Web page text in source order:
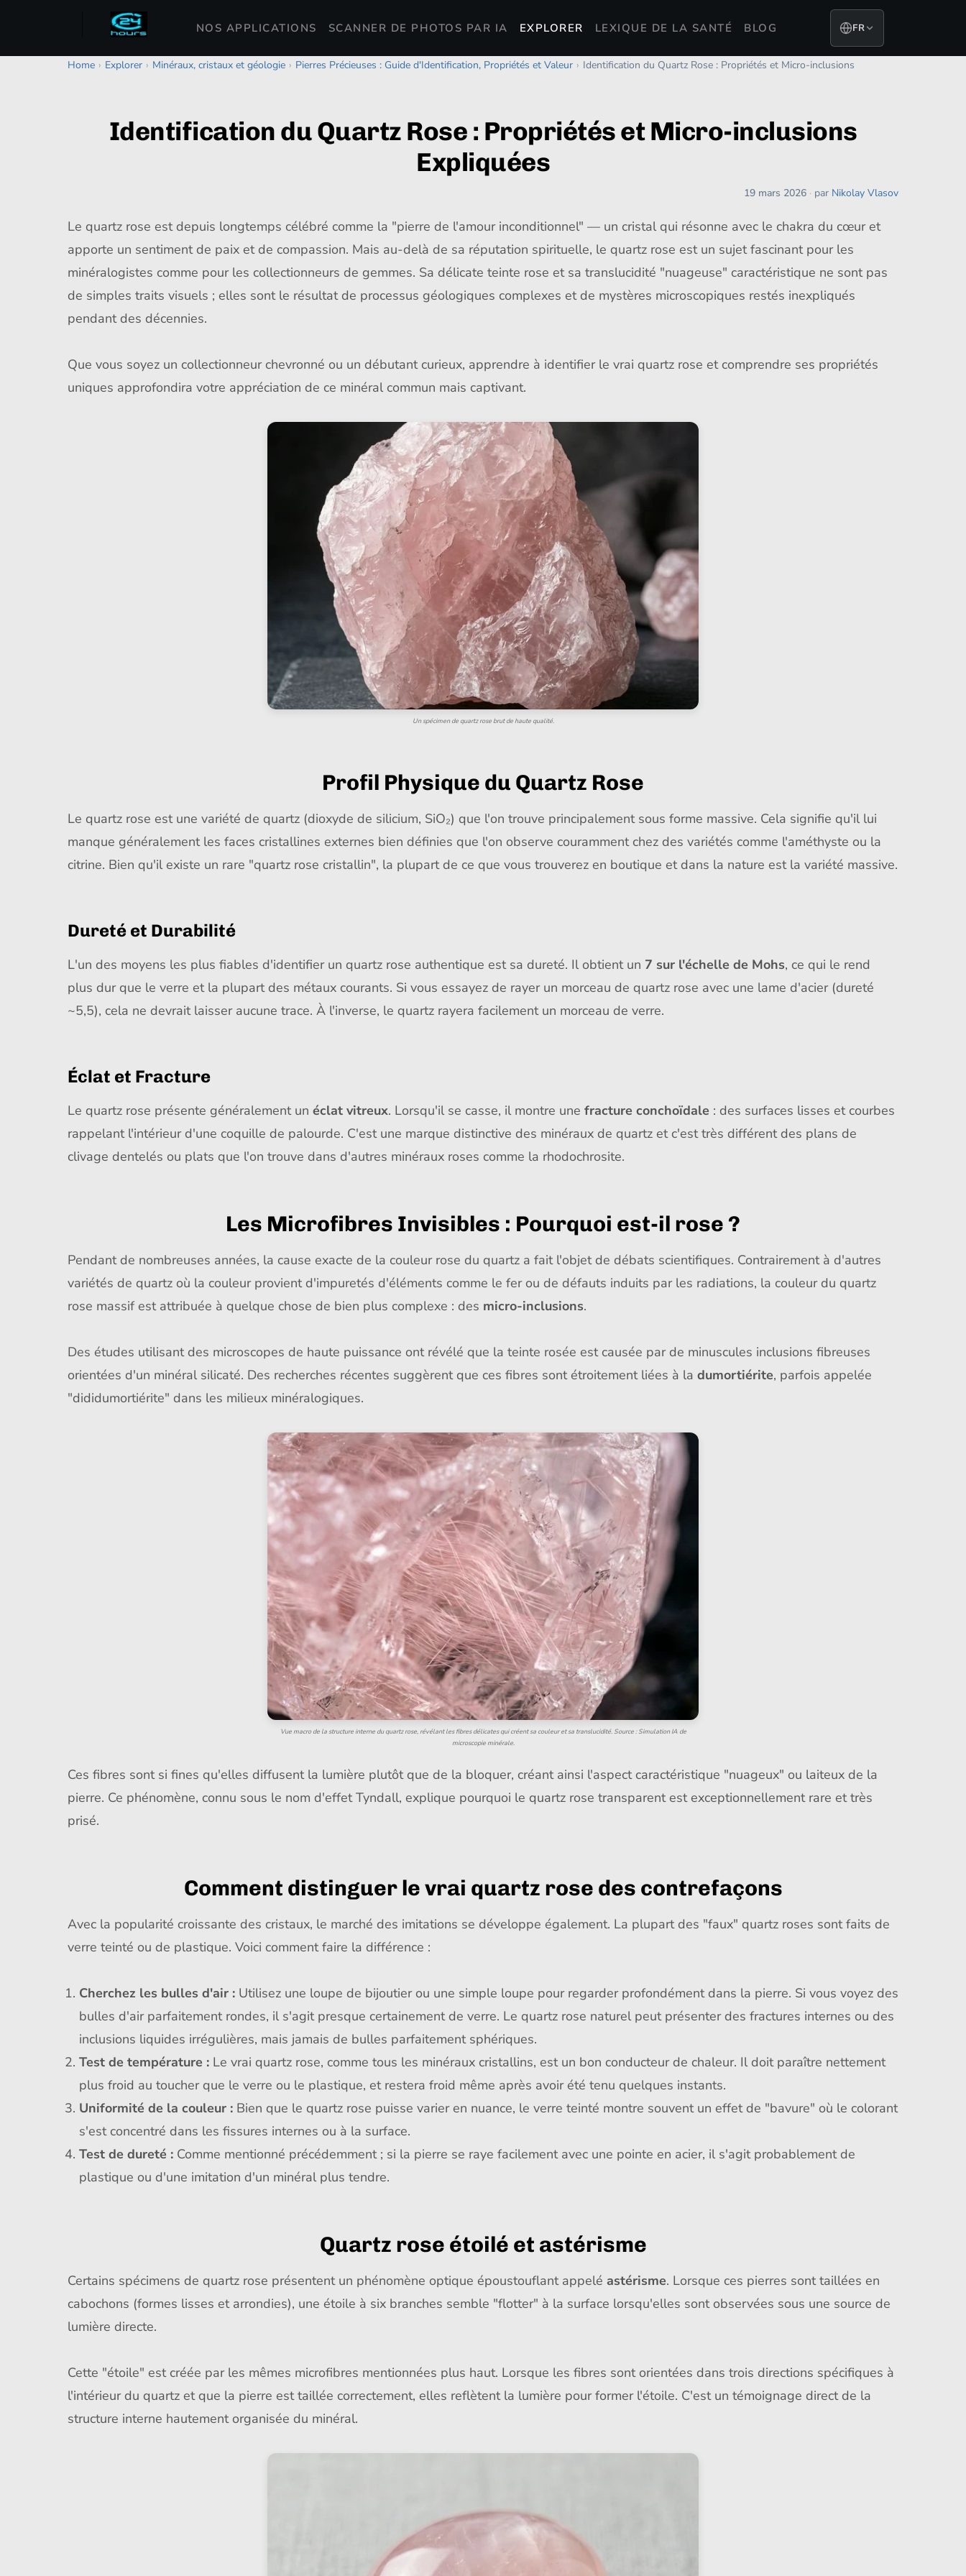
NOS APPLICATIONS SCANNER DE PHOTOS PAR IA EXPLORER LEXIQUE DE LA SANTÉ BLOG FR
Home › Explorer › Minéraux, cristaux et géologie › Pierres Précieuses : Guide d'Identification, Propriétés et Valeur › Identification du Quartz Rose : Propriétés et Micro-inclusions
Identification du Quartz Rose : Propriétés et Micro-inclusions
Expliquées
19 mars 2026 · par Nikolay Vlasov
Le quartz rose est depuis longtemps célébré comme la "pierre de l'amour inconditionnel" — un cristal qui résonne avec le chakra du cœur et
apporte un sentiment de paix et de compassion. Mais au-delà de sa réputation spirituelle, le quartz rose est un sujet fascinant pour les
minéralogistes comme pour les collectionneurs de gemmes. Sa délicate teinte rose et sa translucidité "nuageuse" caractéristique ne sont pas
de simples traits visuels ; elles sont le résultat de processus géologiques complexes et de mystères microscopiques restés inexpliqués
pendant des décennies.
Que vous soyez un collectionneur chevronné ou un débutant curieux, apprendre à identifier le vrai quartz rose et comprendre ses propriétés
uniques approfondira votre appréciation de ce minéral commun mais captivant.
Un spécimen de quartz rose brut de haute qualité.
Profil Physique du Quartz Rose
Le quartz rose est une variété de quartz (dioxyde de silicium, SiO₂) que l'on trouve principalement sous forme massive. Cela signifie qu'il lui
manque généralement les faces cristallines externes bien définies que l'on observe couramment chez des variétés comme l'améthyste ou la
citrine. Bien qu'il existe un rare "quartz rose cristallin", la plupart de ce que vous trouverez en boutique et dans la nature est la variété massive.
Dureté et Durabilité
L'un des moyens les plus fiables d'identifier un quartz rose authentique est sa dureté. Il obtient un 7 sur l'échelle de Mohs, ce qui le rend
plus dur que le verre et la plupart des métaux courants. Si vous essayez de rayer un morceau de quartz rose avec une lame d'acier (dureté
~5,5), cela ne devrait laisser aucune trace. À l'inverse, le quartz rayera facilement un morceau de verre.
Éclat et Fracture
Le quartz rose présente généralement un éclat vitreux. Lorsqu'il se casse, il montre une fracture conchoïdale : des surfaces lisses et courbes
rappelant l'intérieur d'une coquille de palourde. C'est une marque distinctive des minéraux de quartz et c'est très différent des plans de
clivage dentelés ou plats que l'on trouve dans d'autres minéraux roses comme la rhodochrosite.
Les Microfibres Invisibles : Pourquoi est-il rose ?
Pendant de nombreuses années, la cause exacte de la couleur rose du quartz a fait l'objet de débats scientifiques. Contrairement à d'autres
variétés de quartz où la couleur provient d'impuretés d'éléments comme le fer ou de défauts induits par les radiations, la couleur du quartz
rose massif est attribuée à quelque chose de bien plus complexe : des micro-inclusions.
Des études utilisant des microscopes de haute puissance ont révélé que la teinte rosée est causée par de minuscules inclusions fibreuses
orientées d'un minéral silicaté. Des recherches récentes suggèrent que ces fibres sont étroitement liées à la dumortiérite, parfois appelée
"dididumortiérite" dans les milieux minéralogiques.
Vue macro de la structure interne du quartz rose, révélant les fibres délicates qui créent sa couleur et sa translucidité. Source : Simulation IA de
microscopie minérale.
Ces fibres sont si fines qu'elles diffusent la lumière plutôt que de la bloquer, créant ainsi l'aspect caractéristique "nuageux" ou laiteux de la
pierre. Ce phénomène, connu sous le nom d'effet Tyndall, explique pourquoi le quartz rose transparent est exceptionnellement rare et très
prisé.
Comment distinguer le vrai quartz rose des contrefaçons
Avec la popularité croissante des cristaux, le marché des imitations se développe également. La plupart des "faux" quartz roses sont faits de
verre teinté ou de plastique. Voici comment faire la différence :
Cherchez les bulles d'air :Utilisez une loupe de bijoutier ou une simple loupe pour regarder profondément dans la pierre. Si vous voyez des
bulles d'air parfaitement rondes, il s'agit presque certainement de verre. Le quartz rose naturel peut présenter des fractures internes ou des
inclusions liquides irrégulières, mais jamais de bulles parfaitement sphériques.
Test de température :Le vrai quartz rose, comme tous les minéraux cristallins, est un bon conducteur de chaleur. Il doit paraître nettement
plus froid au toucher que le verre ou le plastique, et restera froid même après avoir été tenu quelques instants.
Uniformité de la couleur :Bien que le quartz rose puisse varier en nuance, le verre teinté montre souvent un effet de "bavure" où le colorant
s'est concentré dans les fissures internes ou à la surface.
Test de dureté :Comme mentionné précédemment ; si la pierre se raye facilement avec une pointe en acier, il s'agit probablement de
plastique ou d'une imitation d'un minéral plus tendre.
Quartz rose étoilé et astérisme
Certains spécimens de quartz rose présentent un phénomène optique époustouflant appelé astérisme. Lorsque ces pierres sont taillées en
cabochons (formes lisses et arrondies), une étoile à six branches semble "flotter" à la surface lorsqu'elles sont observées sous une source de
lumière directe.
Cette "étoile" est créée par les mêmes microfibres mentionnées plus haut. Lorsque les fibres sont orientées dans trois directions spécifiques à
l'intérieur du quartz et que la pierre est taillée correctement, elles reflètent la lumière pour former l'étoile. C'est un témoignage direct de la
structure interne hautement organisée du minéral.